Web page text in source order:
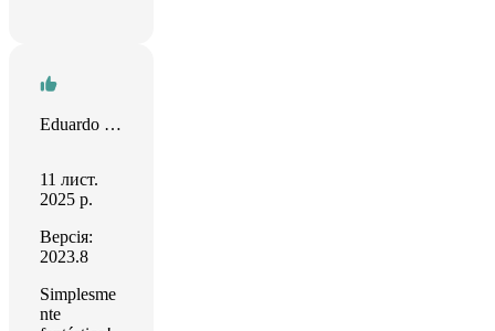
Eduardo Barbosa
11 лист.
2025 р.
Версія:
2023.8
Simplesme
nte